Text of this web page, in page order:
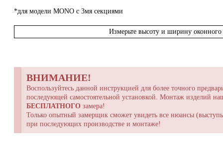
*для модели MONO с 3мя секциями
Измерьте высоту и ширину оконного
ВНИМАНИЕ!
Воспользуйтесь данной инструкцией для более точного
последующей самостоятельной установкой. Монтаж изделий
БЕСПЛАТНОГО замера!
Только опытный замерщик сможет увидеть все нюансы
при последующих производстве и монтаже!